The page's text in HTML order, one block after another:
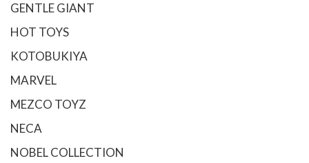
GENTLE GIANT
HOT TOYS
KOTOBUKIYA
MARVEL
MEZCO TOYZ
NECA
NOBEL COLLECTION